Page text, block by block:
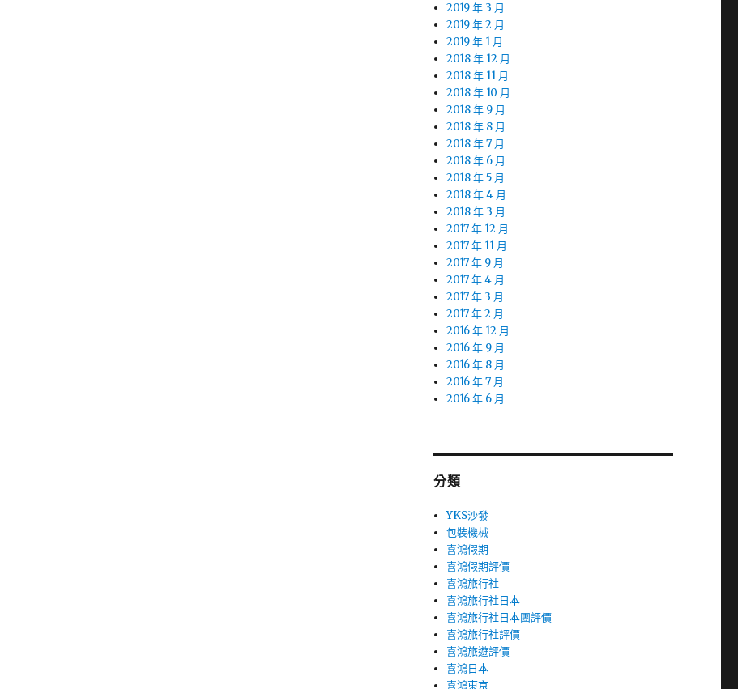
2019 年 3 月
2019 年 2 月
2019 年 1 月
2018 年 12 月
2018 年 11 月
2018 年 10 月
2018 年 9 月
2018 年 8 月
2018 年 7 月
2018 年 6 月
2018 年 5 月
2018 年 4 月
2018 年 3 月
2017 年 12 月
2017 年 11 月
2017 年 9 月
2017 年 4 月
2017 年 3 月
2017 年 2 月
2016 年 12 月
2016 年 9 月
2016 年 8 月
2016 年 7 月
2016 年 6 月
分類
YKS沙發
包裝機械
喜鴻假期
喜鴻假期評價
喜鴻旅行社
喜鴻旅行社日本
喜鴻旅行社日本團評價
喜鴻旅行社評價
喜鴻旅遊評價
喜鴻日本
喜鴻東京